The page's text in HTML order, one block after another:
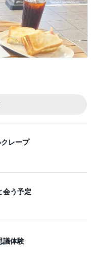
レープ
会う予定
議体験